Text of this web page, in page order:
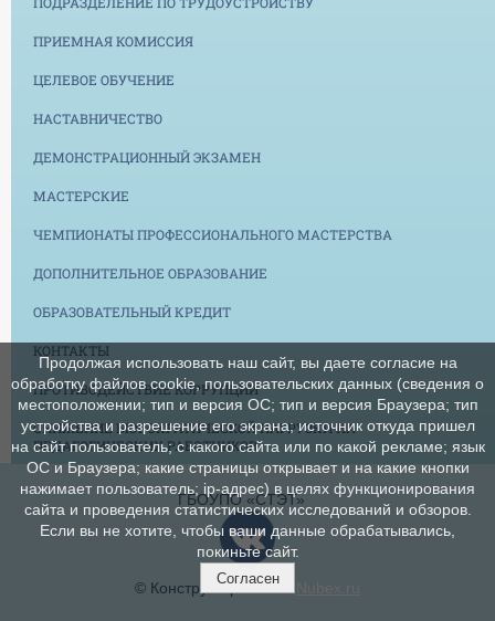
ПРИЕМНАЯ КОМИССИЯ
ЦЕЛЕВОЕ ОБУЧЕНИЕ
НАСТАВНИЧЕСТВО
ДЕМОНСТРАЦИОННЫЙ ЭКЗАМЕН
МАСТЕРСКИЕ
ЧЕМПИОНАТЫ ПРОФЕССИОНАЛЬНОГО МАСТЕРСТВА
ДОПОЛНИТЕЛЬНОЕ ОБРАЗОВАНИЕ
ОБРАЗОВАТЕЛЬНЫЙ КРЕДИТ
КОНТАКТЫ
ПРОТИВОДЕЙСТВИЕ КОРРУПЦИИ
СНИЖЕНИЕ БЮРОКРАТИЧЕСКОЙ НАГРУЗКИ НА
ПЕДАГОГИЧЕСКИХ РАБОТНИКОВ
ГБОУПО «СТЭТ»
© Конструктор сайтов Nubex.ru
Продолжая использовать наш сайт, вы даете согласие на
обработку файлов cookie, пользовательских данных (сведения о
местоположении; тип и версия ОС; тип и версия Браузера; тип
устройства и разрешение его экрана; источник откуда пришел
на сайт пользователь; с какого сайта или по какой рекламе; язык
ОС и Браузера; какие страницы открывает и на какие кнопки
нажимает пользователь; ip-адрес) в целях функционирования
сайта и проведения статистических исследований и обзоров.
Если вы не хотите, чтобы ваши данные обрабатывались,
покиньте сайт.
Согласен